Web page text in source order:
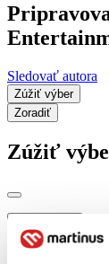
Sledovať autora
Zúžiť výber
Zoradiť
Zúžiť
novinky